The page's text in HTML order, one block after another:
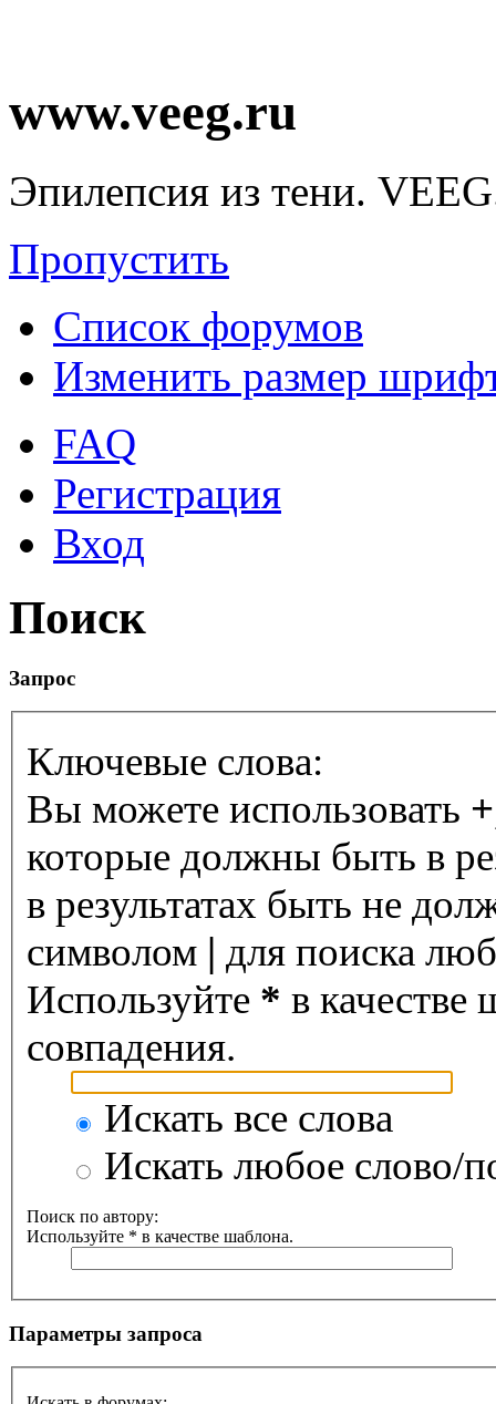
www.veeg.ru
Эпилепсия из тени.
Пропустить
Список форумов
Изменить размер
FAQ
Регистрация
Вход
Поиск
Запрос
Ключевые слова:
Вы можете использовать +
которые должны быть в
в результатах быть не
символом | для поиска
Используйте * в качестве
совпадения.
Искать все слова
Искать любое слово/
Поиск по автору:
Используйте * в качестве шаблона.
Параметры запроса